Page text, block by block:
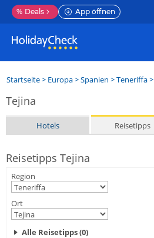
% Deals App öffnen
Startseite> Europa>Spanien >Teneriffa>
Tejina
Hotels Reisetipps
Reisetipps Tejina
Region
Ort
Alle Reisetipps (0)